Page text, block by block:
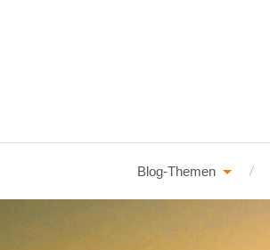
Blog-Themen